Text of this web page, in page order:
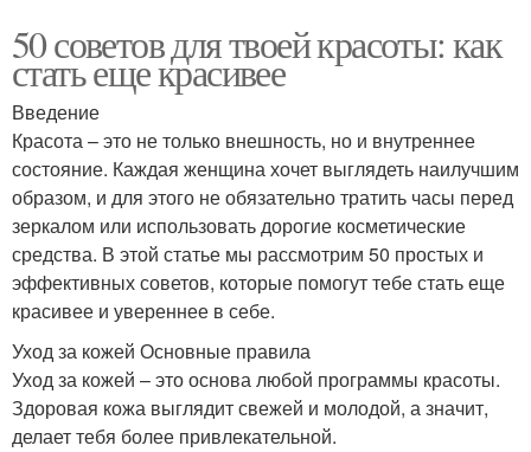
50 советов для твоей красоты: как
стать еще красивее
Введение
Красота – это не только внешность, но и внутреннее
состояние. Каждая женщина хочет выглядеть наилучшим
образом, и для этого не обязательно тратить часы перед
зеркалом или использовать дорогие косметические
средства. В этой статье мы рассмотрим 50 простых и
эффективных советов, которые помогут тебе стать еще
красивее и увереннее в себе.
Уход за кожей Основные правила
Уход за кожей – это основа любой программы красоты.
Здоровая кожа выглядит свежей и молодой, а значит,
делает тебя более привлекательной.